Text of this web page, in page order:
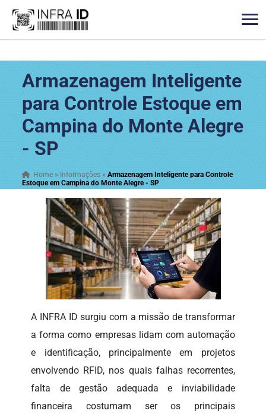
Armazenagem Inteligente
para Controle Estoque em
Campina do Monte Alegre
- SP
Home » Informações »Armazenagem Inteligente para Controle
Estoque em Campina do Monte Alegre - SP
A INFRA ID surgiu com a missão de transformar
a forma como empresas lidam com automação
e identificação, principalmente em projetos
envolvendo RFID, nos quais falhas recorrentes,
falta de gestão adequada e inviabilidade
financeira costumam ser os principais